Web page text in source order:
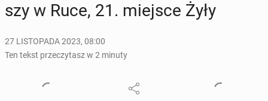
szy w Ruce, 21. miejsce Żyły
27 LISTOPADA 2023, 08:00
Ten tekst przeczytasz w 2 minuty